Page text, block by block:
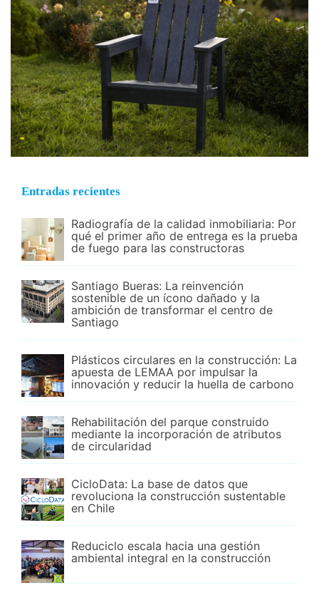
Entradas recientes
Radiografía de la calidad inmobiliaria: Por
qué el primer año de entrega es la prueba
de fuego para las constructoras
Santiago Bueras: La reinvención
sostenible de un ícono dañado y la
ambición de transformar el centro de
Santiago
Plásticos circulares en la construcción: La
apuesta de LEMAA por impulsar la
innovación y reducir la huella de carbono
Rehabilitación del parque construido
mediante la incorporación de atributos
de circularidad
CicloData: La base de datos que
revoluciona la construcción sustentable
en Chile
Reduciclo escala hacia una gestión
ambiental integral en la construcción